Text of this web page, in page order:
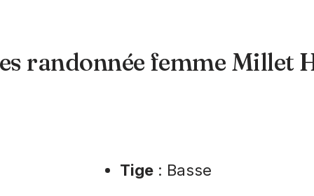
randonnée femme Millet
Tige: Basse